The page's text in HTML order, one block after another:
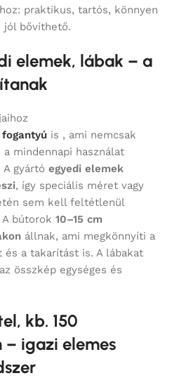
praktikus, tartós, könnyen
jól bővíthető.
elemek, lábak – a
is , ami nemcsak
mindennapi használat
gyártó egyedi elemek
, így speciális méret vagy
sem kell feltétlenül
bútorok 10–15 cm
állnak, ami megkönnyíti a
a takarítást is. A lábakat
összkép egységes és
kb. 150
igazi elemes